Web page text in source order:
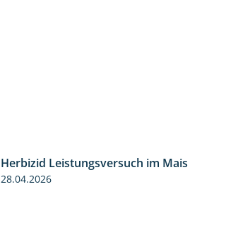
Herbizid Leistungsversuch im Mais
28.04.2026